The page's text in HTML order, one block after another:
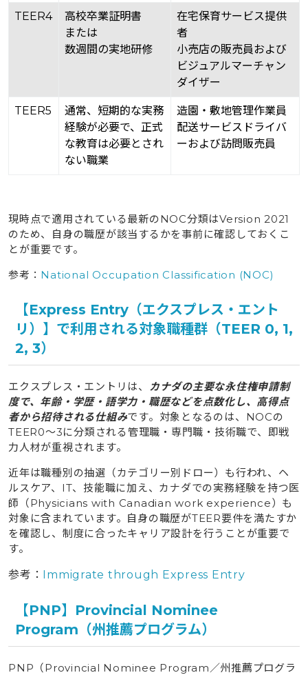
TEER4
高校卒業証明書
または
数週間の実地研修
在宅保育サービス提供
者
小売店の販売員および
ビジュアルマーチャン
ダイザー
TEER5
通常、短期的な実務
経験が必要で、正式
な教育は必要とされ
ない職業
造園・敷地管理作業員
配送サービスドライバ
ーおよび訪問販売員
現時点で適用されている最新のNOC分類はVersion 2021
のため、自身の職歴が該当するかを事前に確認しておくこ
とが重要です。
参考： National Occupation Classification (NOC)
【Express Entry（エクスプレス・エント
リ）】で利用される対象職種群（TEER 0, 1,
2, 3）
エクスプレス・エントリは、 カナダの主要な永住権申請制
度で、年齢・学歴・語学力・職歴などを点数化し、高得点
者から招待される仕組みです。対象となるのは、NOCの
TEER0〜3に分類される管理職・専門職・技術職で、即戦
力人材が重視されます。
近年は職種別の抽選（カテゴリー別ドロー）も行われ、ヘ
ルスケア、IT、技能職に加え、カナダでの実務経験を持つ医
師（Physicians with Canadian work experience）も
対象に含まれています。自身の職歴がTEER要件を満たすか
を確認し、制度に合ったキャリア設計を行うことが重要で
す。
参考： Immigrate through Express Entry
【PNP】Provincial Nominee
Program（州推薦プログラム）
PNP（Provincial Nominee Program／州推薦プログラ